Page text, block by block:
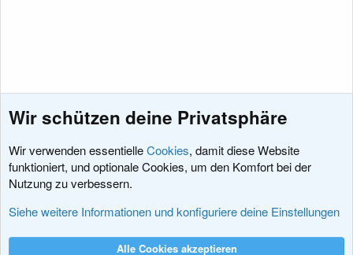
Hacks und Add-Ons
Wir schützen deine Privatsphäre
Wir verwenden essentielleCookies, damit diese Website
funktioniert, und optionale Cookies, um den Komfort bei der
Nutzung zu verbessern.
Siehe weitere Informationen und konfiguriere deine Einstellungen
Alle Cookies akzeptieren